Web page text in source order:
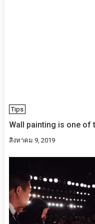
Tips
Wall painting is one of
สิงหาคม 9, 2019